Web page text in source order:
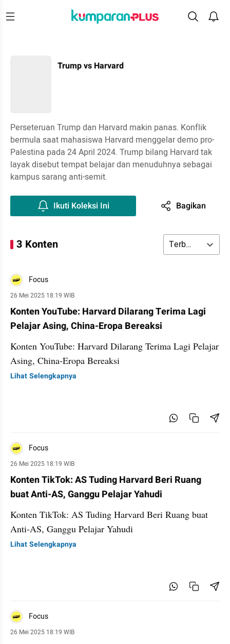
Trump vs Harvard
Perseteruan Trump dan Harvard makin panas. Konflik
bermula saat mahasiswa Harvard menggelar demo pro-
Palestina pada 24 April 2024. Trump bilang Harvard tak
layak disebut tempat belajar dan menuduhnya sebagai
kampus sarang anti-semit.
Ikuti Koleksi Ini Bagikan
3 Konten Terbaru
Focus
26 Mei 2025 18:19 WIB
Konten YouTube: Harvard Dilarang Terima Lagi
Pelajar Asing, China-Eropa Bereaksi
Konten YouTube: Harvard Dilarang Terima Lagi Pelajar
Asing, China-Eropa Bereaksi
Lihat Selengkapnya
Focus
26 Mei 2025 18:19 WIB
Konten TikTok: AS Tuding Harvard Beri Ruang
buat Anti-AS, Ganggu Pelajar Yahudi
Konten TikTok: AS Tuding Harvard Beri Ruang buat
Anti-AS, Ganggu Pelajar Yahudi
Lihat Selengkapnya
Focus
26 Mei 2025 18:19 WIB